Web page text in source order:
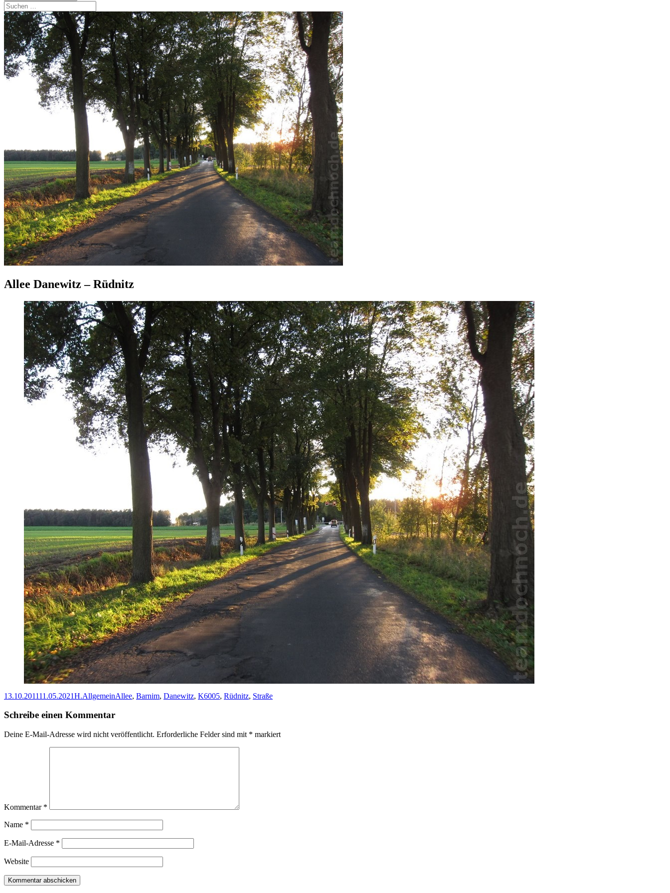
Suchen
nach:
Allee Danewitz – Rüdnitz
Veröffentlicht
13.10.201111.05.2021Autor
H.Kategorien
AllgemeinSchlagwörter
Allee, Barnim, Danewitz, K6005, Rüdnitz, Straße
Schreibe einen Kommentar
Deine E-Mail-Adresse wird nicht veröffentlicht. Erforderliche Felder sind mit * markiert
Kommentar *
Name *
E-Mail-Adresse *
Website